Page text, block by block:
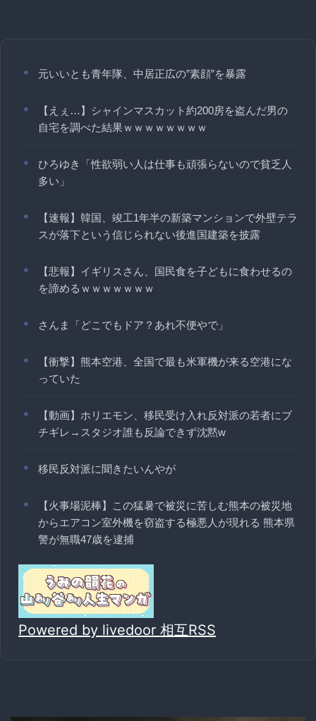
元いいとも青年隊、中居正広の”素顔”を暴露
【えぇ…】シャインマスカット約200房を盗んだ男の
自宅を調べた結果ｗｗｗｗｗｗｗｗ
ひろゆき「性欲弱い人は仕事も頑張らないので貧乏人
多い」
【速報】韓国、竣工1年半の新築マンションで外壁テラ
スが落下という信じられない後進国建築を披露
【悲報】イギリスさん、国民食を子どもに食わせるの
を諦めるｗｗｗｗｗｗｗ
さんま「どこでもドア？あれ不便やで」
【衝撃】熊本空港、全国で最も米軍機が来る空港にな
っていた
【動画】ホリエモン、移民受け入れ反対派の若者にブ
チギレ→スタジオ誰も反論できず沈黙w
移民反対派に聞きたいんやが
【火事場泥棒】この猛暑で被災に苦しむ熊本の被災地
からエアコン室外機を窃盗する極悪人が現れる 熊本県
警が無職47歳を逮捕
Powered by livedoor 相互RSS